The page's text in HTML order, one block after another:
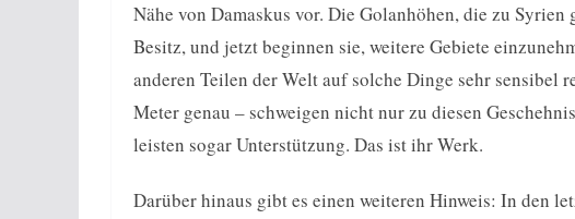
Nähe von Damaskus vor. Die Golanhöhen, die zu
Besitz, und jetzt beginnen sie, weitere Gebiete
anderen Teilen der Welt auf solche Dinge sehr sensibel
Meter genau – schweigen nicht nur zu diesen
leisten sogar Unterstützung. Das ist ihr Werk.
Darüber hinaus gibt es einen weiteren Hinweis: In den